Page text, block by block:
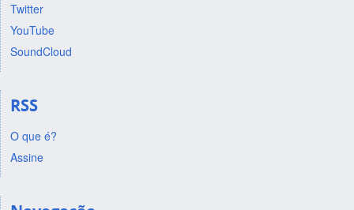
Twitter
YouTube
SoundCloud
RSS
O que é?
Assine